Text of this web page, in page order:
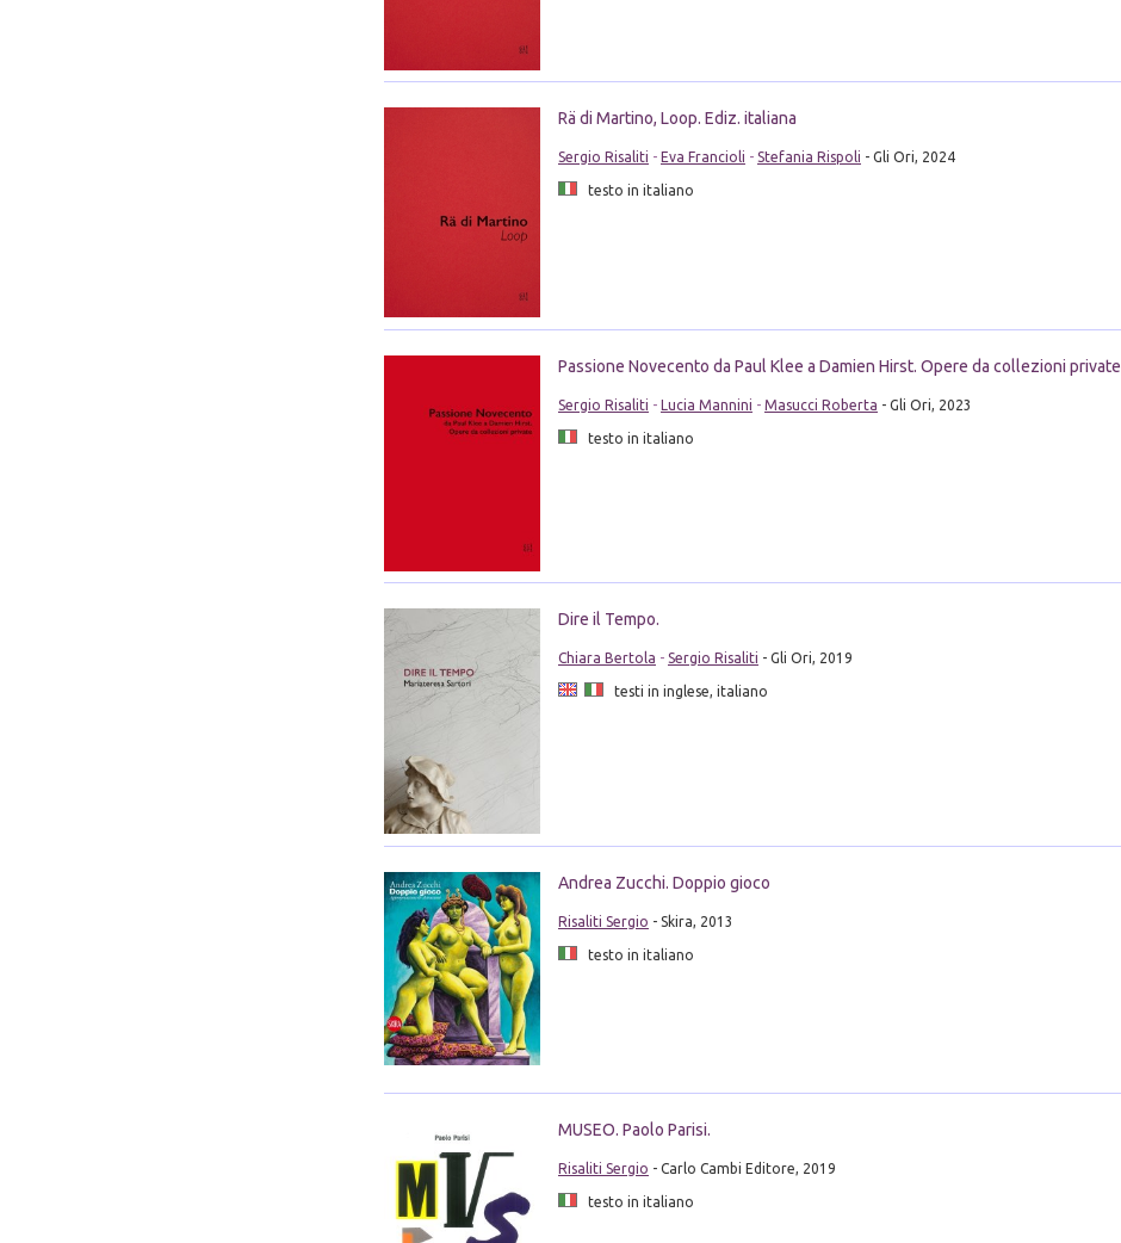
Rä di Martino, Loop. Ediz. italiana
Sergio Risaliti - Eva Francioli - Stefania Rispoli - Gli Ori, 2024
testo in italiano
Passione Novecento da Paul Klee a Damien Hirst. Opere da collezioni private
Sergio Risaliti - Lucia Mannini - Masucci Roberta - Gli Ori, 2023
testo in italiano
Dire il Tempo.
Chiara Bertola - Sergio Risaliti - Gli Ori, 2019
testi in inglese, italiano
Andrea Zucchi. Doppio gioco
Risaliti Sergio - Skira, 2013
testo in italiano
MUSEO. Paolo Parisi.
Risaliti Sergio - Carlo Cambi Editore, 2019
testo in italiano